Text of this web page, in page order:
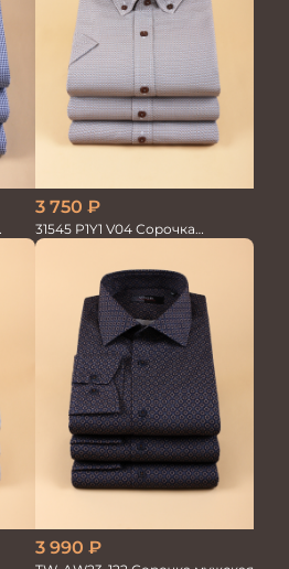
3 750 ₽
31545 P1Y1 V04 Сорочка
мужская
3 990 ₽